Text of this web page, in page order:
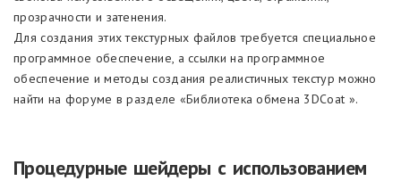
прозрачности и затенения.
Для создания этих текстурных файлов требуется специальное
программное обеспечение, а ссылки на программное
обеспечение и методы создания реалистичных текстур можно
найти на форуме в разделе «Библиотека обмена 3DCoat ».
Процедурные шейдеры с использованием